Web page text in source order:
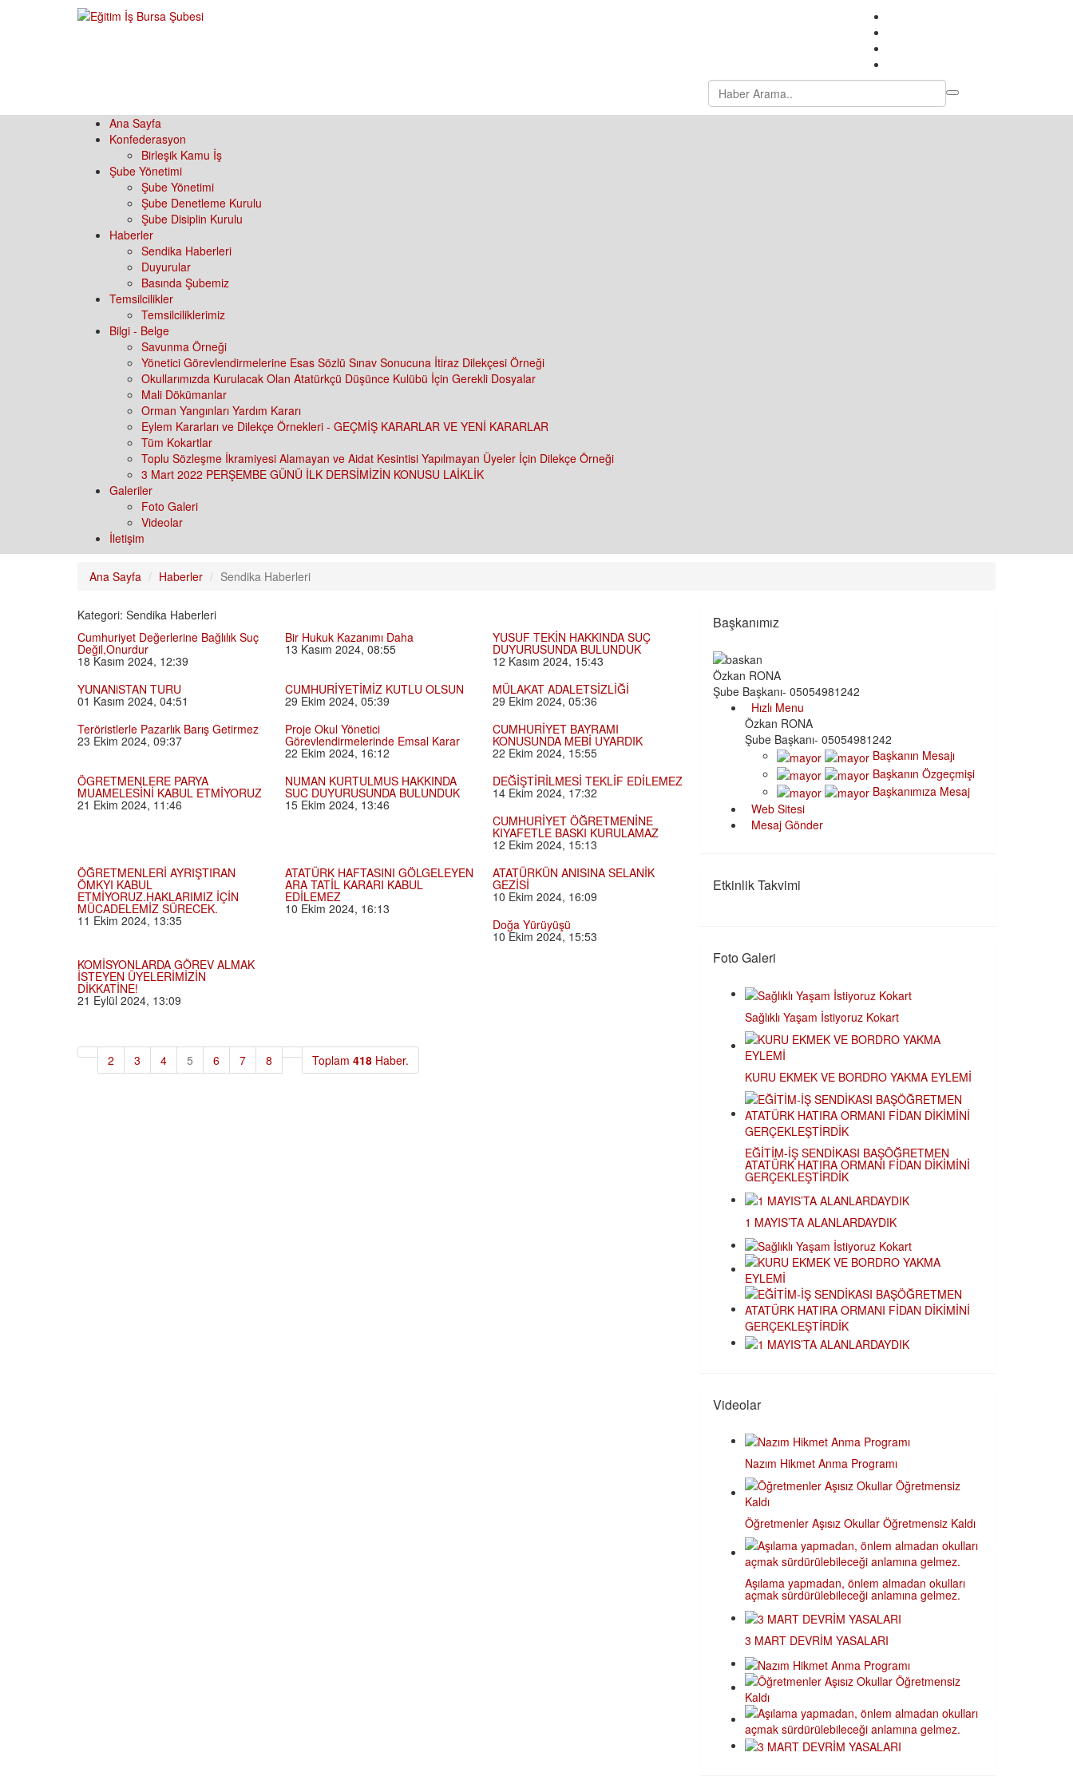
Ana Sayfa
Konfederasyon
Birleşik Kamu İş
Şube Yönetimi
Şube Yönetimi
Şube Denetleme Kurulu
Şube Disiplin Kurulu
Haberler
Sendika Haberleri
Duyurular
Basında Şubemiz
Temsilcilikler
Temsilciliklerimiz
Bilgi - Belge
Savunma Örneği
Yönetici Görevlendirmelerine Esas Sözlü Sınav Sonucuna İtiraz Dilekçesi Örneği
Okullarımızda Kurulacak Olan Atatürkçü Düşünce Kulübü İçin Gerekli Dosyalar
Mali Dökümanlar
Orman Yangınları Yardım Kararı
Eylem Kararları ve Dilekçe Örnekleri - GEÇMİŞ KARARLAR VE YENİ KARARLAR
Tüm Kokartlar
Toplu Sözleşme İkramiyesi Alamayan ve Aidat Kesintisi Yapılmayan Üyeler İçin Dilekçe Örneği
3 Mart 2022 PERŞEMBE GÜNÜ İLK DERSİMİZİN KONUSU LAİKLİK
Galeriler
Foto Galeri
Videolar
İletişim
Ana Sayfa Haberler Sendika Haberleri
Kategori: Sendika Haberleri
Cumhuriyet Değerlerine Bağlılık Suç
Değil,Onurdur
18 Kasım 2024, 12:39
Bir Hukuk Kazanımı Daha
13 Kasım 2024, 08:55
YUSUF TEKİN HAKKINDA SUÇ
DUYURUSUNDA BULUNDUK
12 Kasım 2024, 15:43
YUNANiSTAN TURU
01 Kasım 2024, 04:51
CUMHURİYETİMİZ KUTLU OLSUN
29 Ekim 2024, 05:39
MÜLAKAT ADALETSİZLİĞİ
29 Ekim 2024, 05:36
Teröristlerle Pazarlık Barış Getirmez
23 Ekim 2024, 09:37
Proje Okul Yönetici
Görevlendirmelerinde Emsal Karar
22 Ekim 2024, 16:12
CUMHURİYET BAYRAMI
KONUSUNDA MEBİ UYARDIK
22 Ekim 2024, 15:55
ÖGRETMENLERE PARYA
MUAMELESİNİ KABUL ETMİYORUZ
21 Ekim 2024, 11:46
NUMAN KURTULMUS HAKKINDA
SUC DUYURUSUNDA BULUNDUK
15 Ekim 2024, 13:46
DEĞİŞTİRİLMESİ TEKLİF EDİLEMEZ
14 Ekim 2024, 17:32
CUMHURİYET ÖĞRETMENİNE
KIYAFETLE BASKI KURULAMAZ
12 Ekim 2024, 15:13
ÖĞRETMENLERİ AYRIŞTIRAN
ÖMKYI KABUL
ETMİYORUZ.HAKLARIMIZ İÇİN
MÜCADELEMİZ SÜRECEK.
11 Ekim 2024, 13:35
ATATÜRK HAFTASINI GÖLGELEYEN
ARA TATİL KARARI KABUL
EDİLEMEZ
10 Ekim 2024, 16:13
ATATÜRKÜN ANISINA SELANİK
GEZİSİ
10 Ekim 2024, 16:09
Doğa Yürüyüşü
10 Ekim 2024, 15:53
KOMİSYONLARDA GÖREV ALMAK
İSTEYEN ÜYELERİMİZİN
DİKKATİNE!
21 Eylül 2024, 13:09
2 3 4 5 6 7 8 Toplam 418 Haber.
Başkanımız
Özkan RONA
Şube Başkanı- 05054981242
Hızlı Menu
Özkan RONA
Şube Başkanı- 05054981242
Başkanın Mesajı
Başkanın Özgeçmişi
Başkanımıza Mesaj
Web Sitesi
Mesaj Gönder
Etkinlik Takvimi
Foto Galeri
Sağlıklı Yaşam İstiyoruz Kokart
KURU EKMEK VE BORDRO YAKMA EYLEMİ
EĞİTİM-İŞ SENDİKASI BAŞÖĞRETMEN
ATATÜRK HATIRA ORMANI FİDAN DİKİMİNİ
GERÇEKLEŞTİRDİK
1 MAYIS’TA ALANLARDAYDIK
Videolar
Nazım Hikmet Anma Programı
Öğretmenler Aşısız Okullar Öğretmensiz Kaldı
Aşılama yapmadan, önlem almadan okulları
açmak sürdürülebileceği anlamına gelmez.
3 MART DEVRİM YASALARI